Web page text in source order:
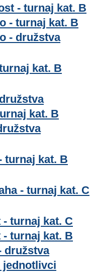
- turnaj kat. B
- turnaj kat. B
- družstva
kat. B
kat. B
turnaj kat. B
- turnaj kat. C
- turnaj kat. C
- turnaj kat. B
družstva
jednotlivci